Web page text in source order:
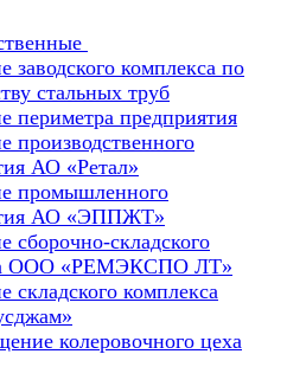
заводского комплекса по
стальных труб
периметра предприятия
производственного
АО «Ретал»
промышленного
АО «ЭППЖТ»
сборочно-складского
ООО «РЕМЭКСПО ЛТ»
складского комплекса
колеровочного цеха